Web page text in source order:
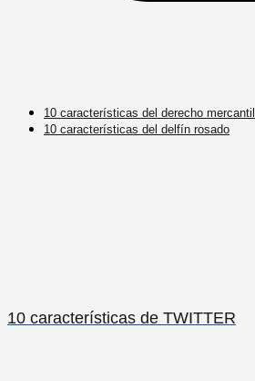
10 características del derecho mercantil
10 características del delfín rosado
10 características de TWITTER